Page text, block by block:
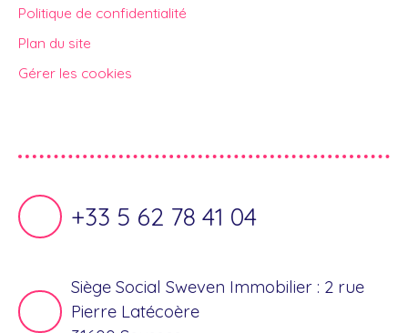
Politique de confidentialité
Plan du site
Gérer les cookies
+33 5 62 78 41 04
Siège Social Sweven Immobilier : 2 rue
Pierre Latécoère